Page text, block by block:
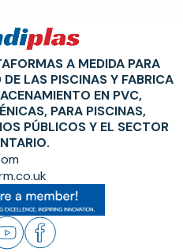
A MEDIDA PARA
LAS PISCINAS Y FABRICA
EN PVC,
PARA PISCINAS,
PÚBLICOS Y EL SECTOR